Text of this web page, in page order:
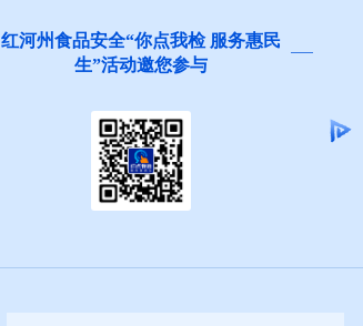
红河州食品安全“你点我检 服务惠民
生”活动邀您参与